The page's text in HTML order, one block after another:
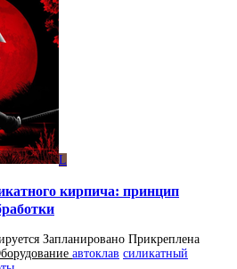
L
кирпича: принцип
Запланировано Прикреплена
автоклав силикатный